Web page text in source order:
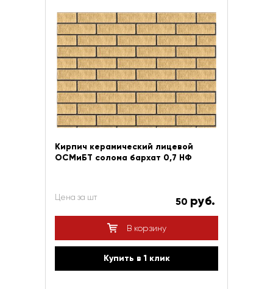
Кирпич керамический лицевой
ОСМиБТ солома бархат 0,7 НФ
Цена за шт 50 руб.
В корзину
Купить в 1 клик